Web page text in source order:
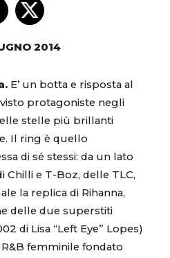
2014
E’ un botta e risposta al
protagoniste negli
stelle più brillanti
Il ring è quello
di sé stessi: da un lato
Chilli e T-Boz, delle TLC,
la replica di Rihanna,
delle due superstiti
di Lisa “Left Eye” Lopes)
femminile fondato